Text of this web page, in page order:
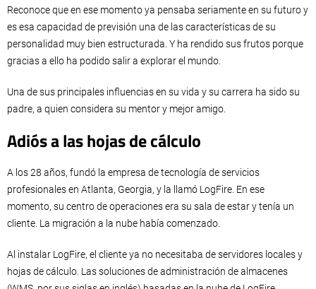
Reconoce que en ese momento ya pensaba seriamente en su futuro y
es esa capacidad de previsión una de las características de su
personalidad muy bien estructurada. Y ha rendido sus frutos porque
gracias a ello ha podido salir a explorar el mundo.
Una de sus principales influencias en su vida y su carrera ha sido su
padre, a quien considera su mentor y mejor amigo.
Adiós a las hojas de cálculo
A los 28 años, fundó la empresa de tecnología de servicios
profesionales en Atlanta, Georgia, y la llamó LogFire. En ese
momento, su centro de operaciones era su sala de estar y tenía un
cliente. La migración a la nube había comenzado.
Al instalar LogFire, el cliente ya no necesitaba de servidores locales y
hojas de cálculo. Las soluciones de administración de almacenes